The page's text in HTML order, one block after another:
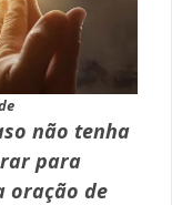
não tenha
para
oração de